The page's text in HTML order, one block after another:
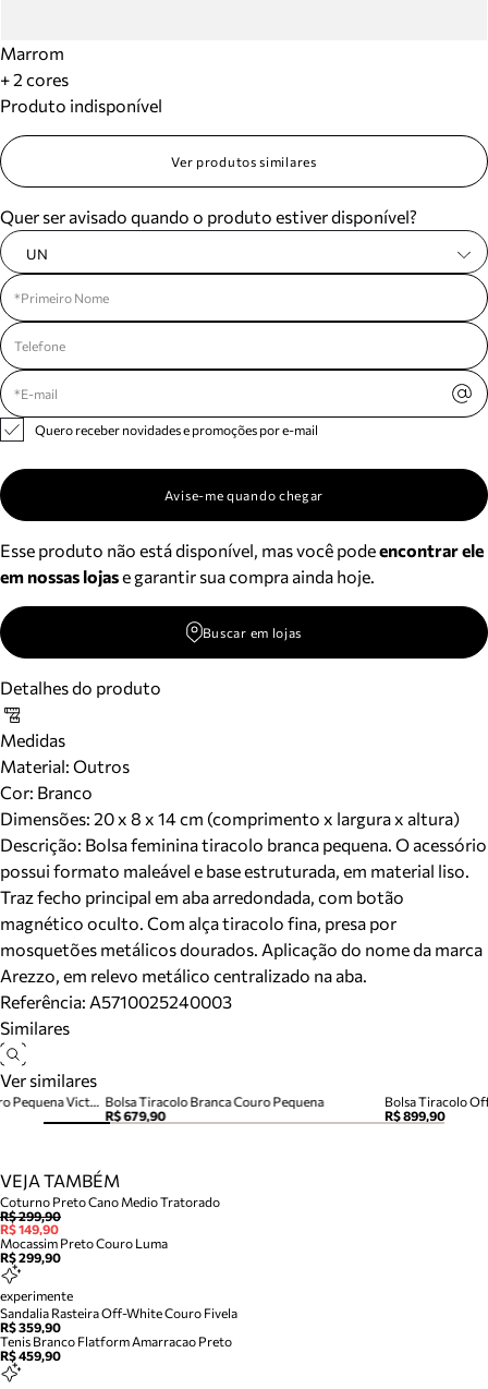
Marrom
+ 2 cores
Produto indisponível
Ver produtos similares
Quer ser avisado quando o produto estiver disponível?
UN
Quero receber novidades e promoções por e-mail
Avise-me quando chegar
Esse produto não está disponível, mas você podeencontrar ele
em nossas lojase garantir sua compra ainda hoje.
Buscar em lojas
Detalhes do produto
Medidas
Material: Outros
Cor: Branco
Dimensões: 20 x 8 x 14 cm (comprimento x largura x altura)
Descrição: Bolsa feminina tiracolo branca pequena. O acessório
possui formato maleável e base estruturada, em material liso.
Traz fecho principal em aba arredondada, com botão
magnético oculto. Com alça tiracolo fina, presa por
mosquetões metálicos dourados. Aplicação do nome da marca
Arezzo, em relevo metálico centralizado na aba.
Referência: A5710025240003
Similares
Ver similares
Bolsa Tiracolo Branca Couro Pequena
R$ 679,90
Bolsa Tiracolo
R$ 899,90
Bolsa Tiracolo Off-White Couro Pequena Victória
VEJA TAMBÉM
Coturno Preto Cano Medio Tratorado
R$ 299,90
R$ 149,90
Mocassim Preto Couro Luma
R$ 299,90
experimente
Sandalia Rasteira Off-White Couro Fivela
R$ 359,90
Tenis Branco Flatform Amarracao Preto
R$ 459,90